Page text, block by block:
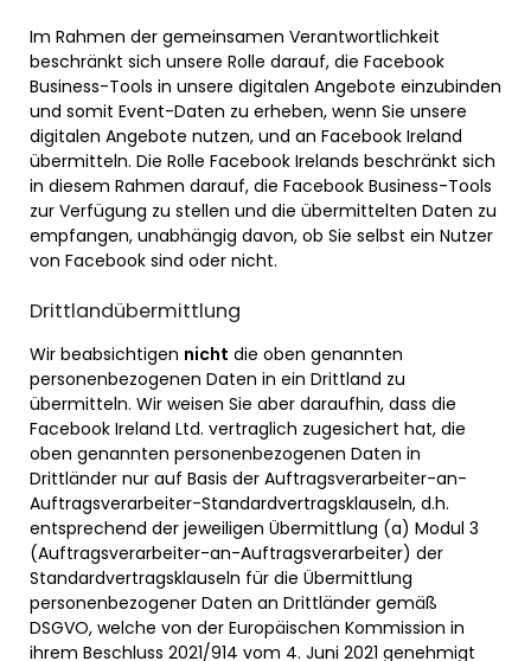
Im Rahmen der gemeinsamen Verantwortlichkeit
beschränkt sich unsere Rolle darauf, die Facebook
Business-Tools in unsere digitalen Angebote einzubinden
und somit Event-Daten zu erheben, wenn Sie unsere
digitalen Angebote nutzen, und an Facebook Ireland
übermitteln. Die Rolle Facebook Irelands beschränkt sich
in diesem Rahmen darauf, die Facebook Business-Tools
zur Verfügung zu stellen und die übermittelten Daten zu
empfangen, unabhängig davon, ob Sie selbst ein Nutzer
von Facebook sind oder nicht.
Drittlandübermittlung
Wir beabsichtigen nicht die oben genannten
personenbezogenen Daten in ein Drittland zu
übermitteln. Wir weisen Sie aber daraufhin, dass die
Facebook Ireland Ltd. vertraglich zugesichert hat, die
oben genannten personenbezogenen Daten in
Drittländer nur auf Basis der Auftragsverarbeiter-an-
Auftragsverarbeiter-Standardvertragsklauseln, d.h.
entsprechend der jeweiligen Übermittlung (a) Modul 3
(Auftragsverarbeiter-an-Auftragsverarbeiter) der
Standardvertragsklauseln für die Übermittlung
personenbezogener Daten an Drittländer gemäß
DSGVO, welche von der Europäischen Kommission in
ihrem Beschluss 2021/914 vom 4. Juni 2021 genehmigt